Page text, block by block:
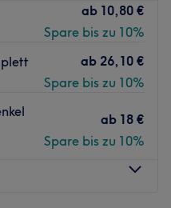
das Team über ein
werden hochwertige
angewendet, um
gesprochen.
ab 10,80 €
Spare bis zu 10%
ab 26,10 €
Spare bis zu 10%
ab 18 €
Spare bis zu 10%